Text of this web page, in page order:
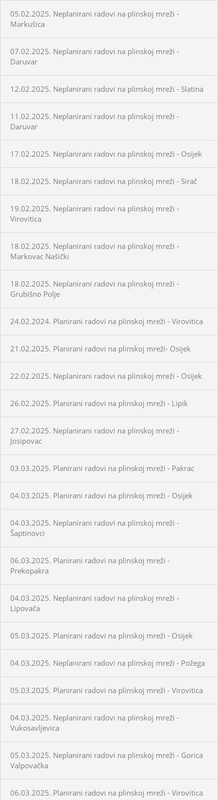
05.02.2025. Neplanirani radovi na plinskoj mreži -
Markušica
07.02.2025. Neplanirani radovi na plinskoj mreži -
Daruvar
12.02.2025. Neplanirani radovi na plinskoj mreži - Slatina
11.02.2025. Neplanirani radovi na plinskoj mreži -
Daruvar
17.02.2025. Neplanirani radovi na plinskoj mreži - Osijek
18.02.2025. Neplanirani radovi na plinskoj mreži - Sirač
19.02.2025. Neplanirani radovi na plinskoj mreži -
Virovitica
18.02.2025. Neplanirani radovi na plinskoj mreži -
Markovac Našički
18.02.2025. Neplanirani radovi na plinskoj mreži -
Grubišno Polje
24.02.2024. Planirani radovi na plinskoj mreži - Virovitica
21.02.2025. Planirani radovi na plinskoj mreži- Osijek
22.02.2025. Neplanirani radovi na plinskoj mreži - Osijek
26.02.2025. Planirani radovi na plinskoj mreži - Lipik
27.02.2025. Neplanirani radovi na plinskoj mreži -
Josipovac
03.03.2025. Planirani radovi na plinskoj mreži - Pakrac
04.03.2025. Planirani radovi na plinskoj mreži - Osijek
04.03.2025. Neplanirani radovi na plinskoj mreži -
Šaptinovci
06.03.2025. Planirani radovi na plinskoj mreži -
Prekopakra
04.03.2025. Neplanirani radovi na plinskoj mreži -
Lipovača
05.03.2025. Planirani radovi na plinskoj mreži - Osijek
04.03.2025. Neplanirani radovi na plinskoj mreži - Požega
05.03.2025. Planirani radovi na plinskoj mreži - Virovitica
04.03.2025. Neplanirani radovi na plinskoj mreži -
Vukosavljevica
05.03.2025. Neplanirani radovi na plinskoj mreži - Gorica
Valpovačka
06.03.2025. Planirani radovi na plinskoj mreži - Virovitica